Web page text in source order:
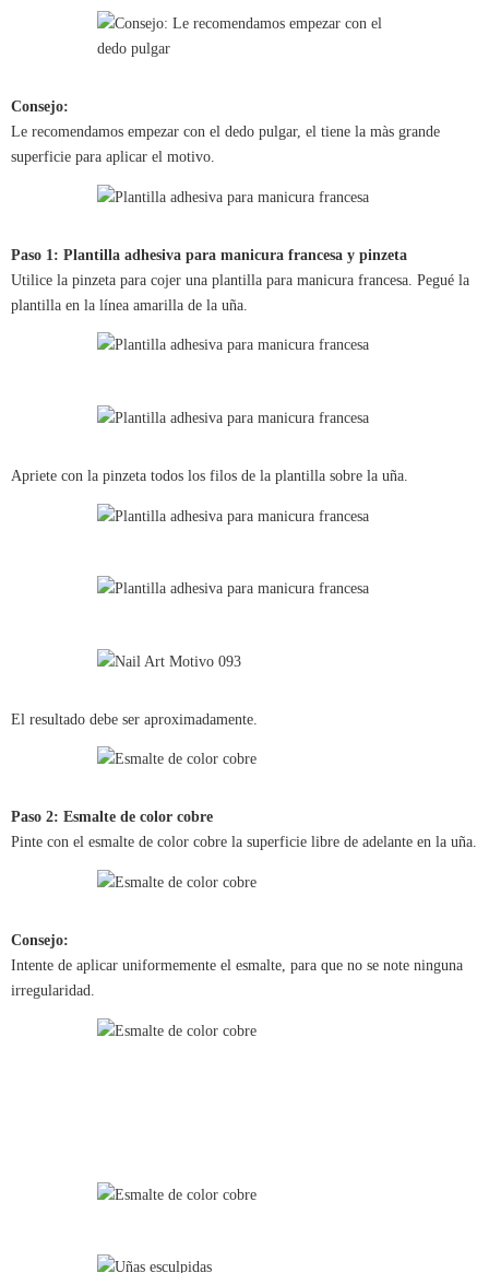
Consejo:
Le recomendamos empezar con el dedo pulgar, el tiene la màs grande
superficie para aplicar el motivo.
Paso 1: Plantilla adhesiva para manicura francesa y pinzeta
Utilice la pinzeta para cojer una plantilla para manicura francesa. Pegué la
plantilla en la línea amarilla de la uña.
Apriete con la pinzeta todos los filos de la plantilla sobre la uña.
El resultado debe ser aproximadamente.
Paso 2: Esmalte de color cobre
Pinte con el esmalte de color cobre la superficie libre de adelante en la uña.
Consejo:
Intente de aplicar uniformemente el esmalte, para que no se note ninguna
irregularidad.